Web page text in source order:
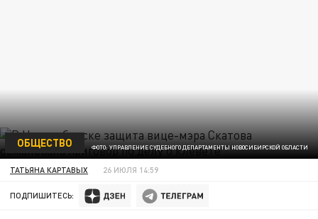
ФОТО: УПРАВЛЕНИЕ СУДЕБНОГО ДЕПАРТАМЕНТЫ НОВОСИБИРСКОЙ ОБЛАСТИ
ОБЩЕСТВО
ТАТЬЯНА КАРТАВЫХ 26 ИЮЛЯ 14:59
ПОДПИШИТЕСЬ: